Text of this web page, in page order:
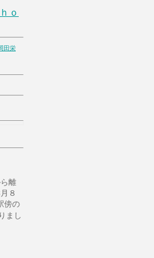
ｈｏ
田栄
離
８
傍の
まし